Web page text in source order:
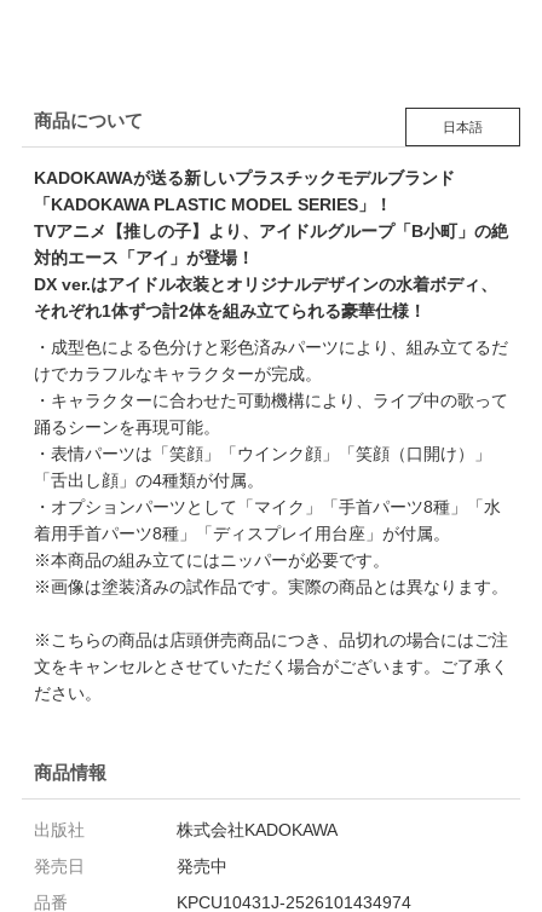
商品について 日本語
KADOKAWAが送る新しいプラスチックモデルブランド
「KADOKAWA PLASTIC MODEL SERIES」！
TVアニメ【推しの子】より、アイドルグループ「B小町」の絶
対的エース「アイ」が登場！
DX ver.はアイドル衣装とオリジナルデザインの水着ボディ、
それぞれ1体ずつ計2体を組み立てられる豪華仕様！
・成型色による色分けと彩色済みパーツにより、組み立てるだ
けでカラフルなキャラクターが完成。
・キャラクターに合わせた可動機構により、ライブ中の歌って
踊るシーンを再現可能。
・表情パーツは「笑顔」「ウインク顔」「笑顔（口開け）」
「舌出し顔」の4種類が付属。
・オプションパーツとして「マイク」「手首パーツ8種」「水
着用手首パーツ8種」「ディスプレイ用台座」が付属。
※本商品の組み立てにはニッパーが必要です。
※画像は塗装済みの試作品です。実際の商品とは異なります。
※こちらの商品は店頭併売商品につき、品切れの場合にはご注
文をキャンセルとさせていただく場合がございます。ご了承く
ださい。
商品情報
出版社
株式会社KADOKAWA
発売日
発売中
品番
KPCU10431J-2526101434974